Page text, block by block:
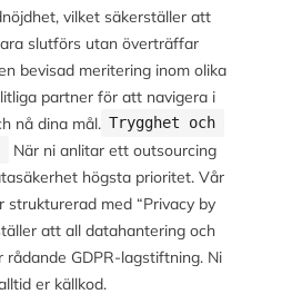
vilket säkerställer att
slutförs utan överträffar
bevisad meritering inom olika
partner för att navigera i
nå dina mål. Trygghet och
När ni anlitar ett outsourcing
högsta prioritet. Vår
strukturerad med “Privacy by
att all datahantering och
GDPR-lagstiftning. Ni
er källkod.